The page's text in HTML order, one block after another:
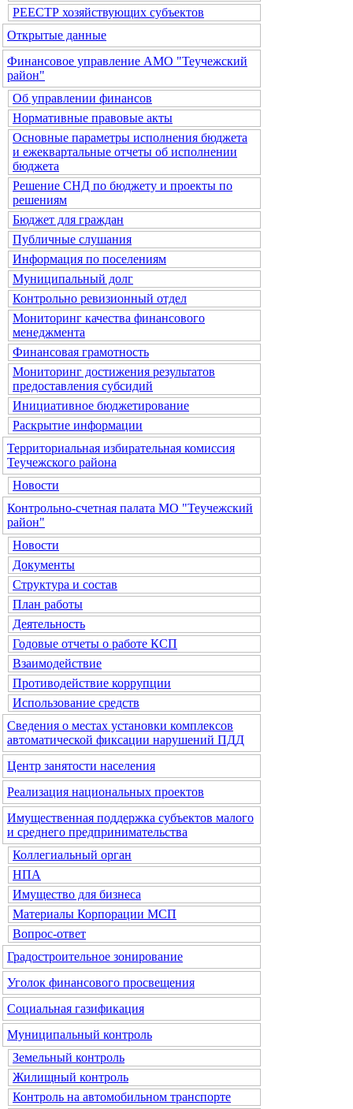
РЕЕСТР хозяйствующих субъектов
Открытые данные
Финансовое управление АМО "Теучежский
район"
Об управлении финансов
Нормативные правовые акты
Основные параметры исполнения бюджета
и ежеквартальные отчеты об исполнении
бюджета
Решение СНД по бюджету и проекты по
решениям
Бюджет для граждан
Публичные слушания
Информация по поселениям
Муниципальный долг
Контрольно ревизионный отдел
Мониторинг качества финансового
менеджмента
Финансовая грамотность
Мониторинг достижения результатов
предоставления субсидий
Инициативное бюджетирование
Раскрытие информации
Территориальная избирательная комиссия
Теучежского района
Новости
Контрольно-счетная палата МО "Теучежский
район"
Новости
Документы
Структура и состав
План работы
Деятельность
Годовые отчеты о работе КСП
Взаимодействие
Противодействие коррупции
Использование средств
Сведения о местах установки комплексов
автоматической фиксации нарушений ПДД
Центр занятости населения
Реализация национальных проектов
Имущественная поддержка субъектов малого
и среднего предпринимательства
Коллегиальный орган
НПА
Имущество для бизнеса
Материалы Корпорации МСП
Вопрос-ответ
Градостроительное зонирование
Уголок финансового просвещения
Социальная газификация
Муниципальный контроль
Земельный контроль
Жилищный контроль
Контроль на автомобильном транспорте